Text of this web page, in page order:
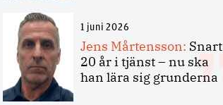
1 juni 2026
Jens Mårtensson: Snart
20 år i tjänst – nu ska
han lära sig grunderna